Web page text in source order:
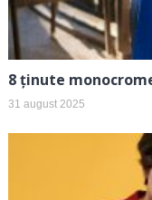
8 ținute
31 august 2025